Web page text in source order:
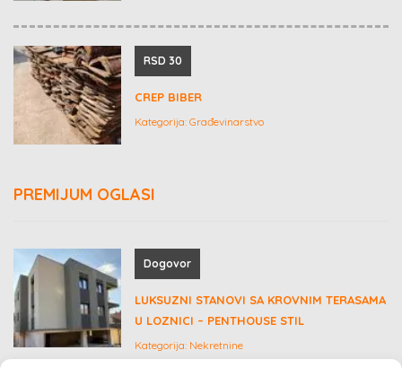
RSD 30
CREP BIBER
Kategorija: Građevinarstvo
PREMIJUM OGLASI
Dogovor
LUKSUZNI STANOVI SA KROVNIM TERASAMA
U LOZNICI – PENTHOUSE STIL
Kategorija: Nekretnine